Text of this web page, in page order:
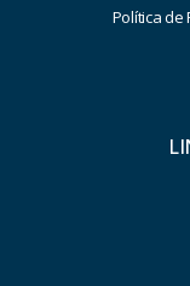
Política de